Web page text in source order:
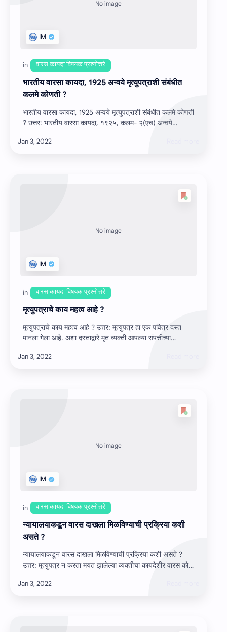
भारतीय वारसा कायदा, 1925 अन्‍वये मृत्‍युपत्राशी संबंधीत
कलमे कोणती ?
भारतीय वारसा कायदा, 1925 अन्‍वये मृत्‍युपत्राशी संबंधीत कलमे कोणती
? उत्तर: भारतीय वारसा कायदा, १९२५, कलम- २(एच) अन्वये
मृत्युपत्राचे काय महत्‍व आहे ?
मृत्युपत्राचे काय महत्‍व आहे ? उत्तर: मृत्‍युपत्र हा एक पवित्र दस्त
मानला गेला आहे. अशा दस्ताद्वारे मृत व्यक्ती आपल्या संपत्तीच्या
न्‍यायालयाकडून वारस दाखला मिळविण्‍याची प्रक्रिया कशी
असते ?
न्‍यायालयाकडून वारस दाखला मिळविण्‍याची प्रक्रिया कशी असते ?
उत्तर: मृत्‍युपत्र न करता मयत झालेल्‍या व्‍यक्‍तीचा कायदेशीर वारस कोण